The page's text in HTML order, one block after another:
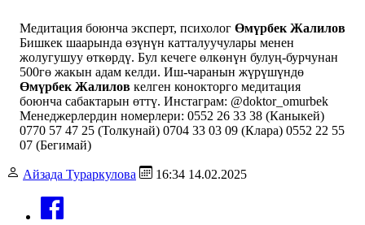
Медитация боюнча эксперт, психолог Өмүрбек Жалилов
Бишкек шаарында өзүнүн катталуучулары менен
жолугушуу өткөрдү. Бул кечеге өлкөнүн булуң-бурчунан
500гө жакын адам келди. Иш-чаранын жүрүшүндө
Өмүрбек Жалилов келген конокторго медитация
боюнча сабактарын өттү. Инстаграм: @doktor_omurbek
Менеджерлердин номерлери: 0552 26 33 38 (Каныкей)
0770 57 47 25 (Толкунай) 0704 33 03 09 (Клара) 0552 22 55
07 (Бегимай)
Айзада Тураркулова 16:34 14.02.2025